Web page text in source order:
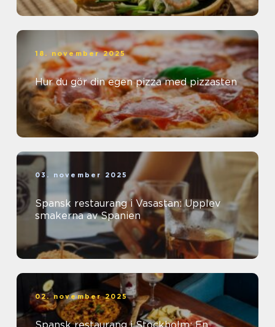
18. november 2025
Hur du gör din egen pizza med pizzasten
03. november 2025
Spansk restaurang i Vasastan: Upplev
smakerna av Spanien
02. november 2025